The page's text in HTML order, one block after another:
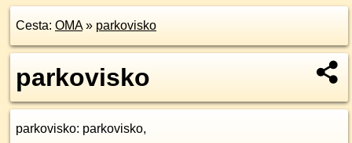
Cesta: OMA» parkovisko
parkovisko
parkovisko: parkovisko,